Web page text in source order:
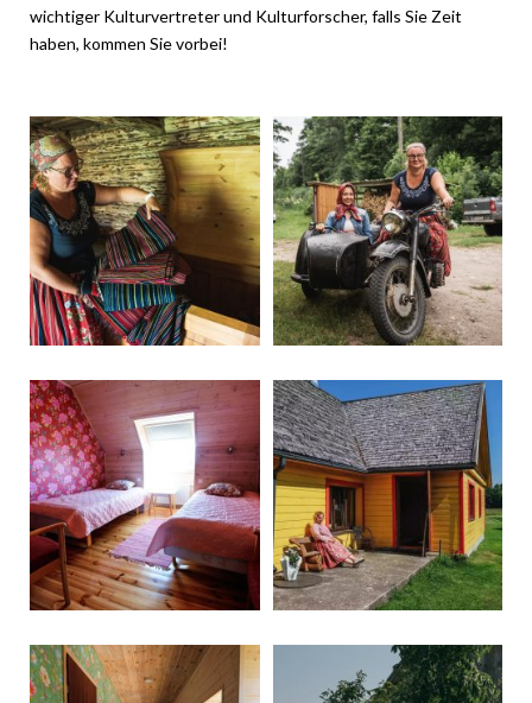
wichtiger Kulturvertreter und Kulturforscher, falls Sie Zeit
haben, kommen Sie vorbei!